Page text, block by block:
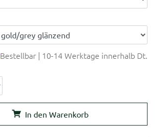
Bestellbar | 10-14 Werktage innerhalb Dt.
In den Warenkorb